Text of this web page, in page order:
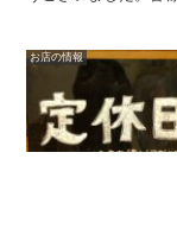
お店の情報